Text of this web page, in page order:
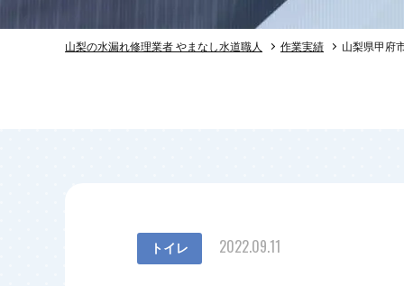
山梨の水漏れ修理業者 やまなし水道職人 作業実績 山梨県甲府
トイレ 2022.09.11